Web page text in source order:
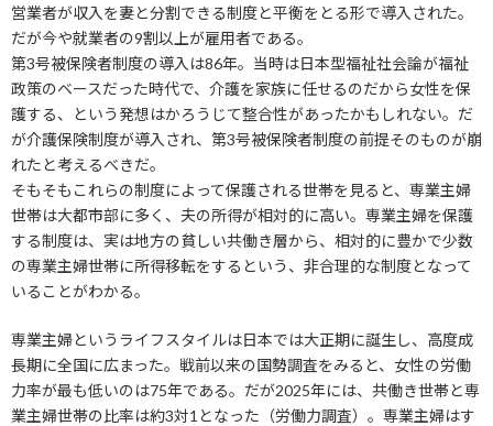
営業者が収入を妻と分割できる制度と平衡をとる形で導入された。
だが今や就業者の9割以上が雇用者である。
第3号被保険者制度の導入は86年。当時は日本型福祉社会論が福祉
政策のベースだった時代で、介護を家族に任せるのだから女性を保
護する、という発想はかろうじて整合性があったかもしれない。だ
が介護保険制度が導入され、第3号被保険者制度の前提そのものが崩
れたと考えるべきだ。
そもそもこれらの制度によって保護される世帯を見ると、専業主婦
世帯は大都市部に多く、夫の所得が相対的に高い。専業主婦を保護
する制度は、実は地方の貧しい共働き層から、相対的に豊かで少数
の専業主婦世帯に所得移転をするという、非合理的な制度となって
いることがわかる。
専業主婦というライフスタイルは日本では大正期に誕生し、高度成
長期に全国に広まった。戦前以来の国勢調査をみると、女性の労働
力率が最も低いのは75年である。だが2025年には、共働き世帯と専
業主婦世帯の比率は約3対1となった（労働力調査）。専業主婦はす